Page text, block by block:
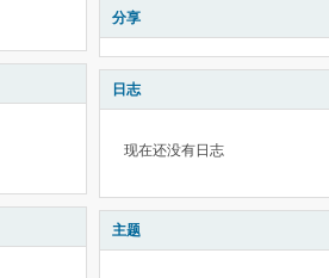
分享
日志
现在还没有日志
主题